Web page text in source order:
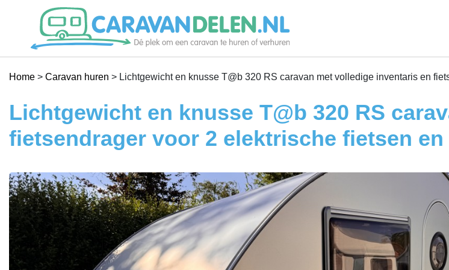
Je caravan verhuren
Caravan huren
Help
Home > Caravan huren > Lichtgewicht en knusse T@b 320 RS caravan met volledige inventaris en
Lichtgewicht en knusse T@b 320 RS
fietsendrager voor 2 elektrische fietsen